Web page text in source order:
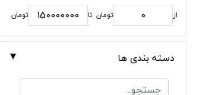
از تومان تا تومان
دسته بندی ها